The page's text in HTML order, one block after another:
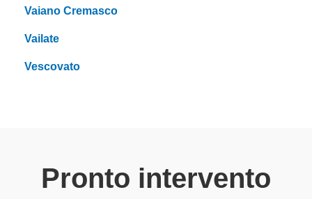
Vaiano Cremasco
Vailate
Vescovato
Pronto intervento